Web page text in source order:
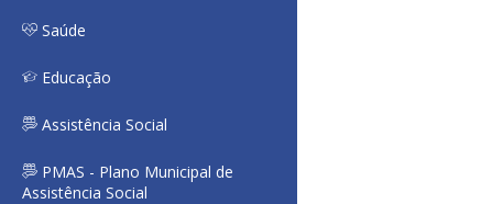
Saúde
Educação
Assistência Social
PMAS - Plano Municipal de
Assistência Social